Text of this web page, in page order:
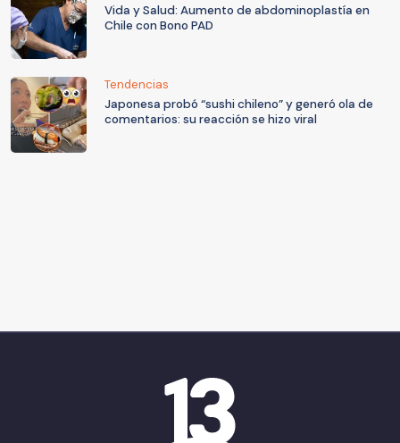
Vida y Salud: Aumento de abdominoplastía en
Chile con Bono PAD
Tendencias
Japonesa probó “sushi chileno” y generó ola de
comentarios: su reacción se hizo viral